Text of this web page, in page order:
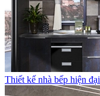
Thiết kế nhà bếp hiện